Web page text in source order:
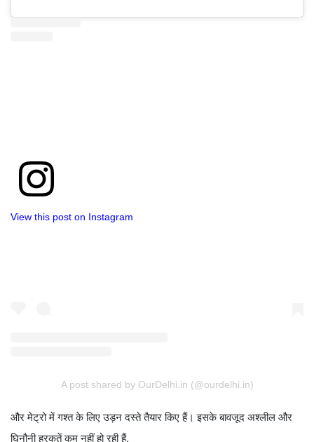
View this post on Instagram
A post shared by OurDelhi.in (@ourdelhi.in)
और मेट्रो में गश्त के लिए उड़न दस्ते तैयार किए हैं। इसके बावजूद अश्लील और
घिनौनी हरकतें कम नहीं हो रही हैं.